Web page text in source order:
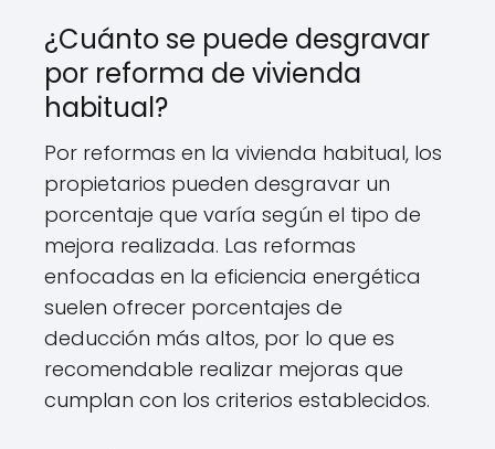
¿Cuánto se puede desgravar
por reforma de vivienda
habitual?
Por reformas en la vivienda habitual, los
propietarios pueden desgravar un
porcentaje que varía según el tipo de
mejora realizada. Las reformas
enfocadas en la eficiencia energética
suelen ofrecer porcentajes de
deducción más altos, por lo que es
recomendable realizar mejoras que
cumplan con los criterios establecidos.